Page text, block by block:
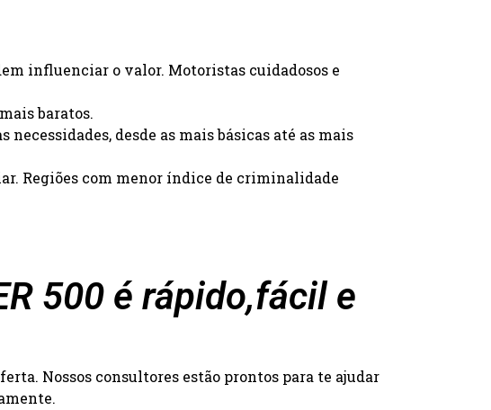
influenciar o valor. Motoristas cuidadosos e
baratos.
necessidades, desde as mais básicas até as mais
Regiões com menor índice de criminalidade
500 é rápido,fácil e
Nossos consultores estão prontos para te ajudar